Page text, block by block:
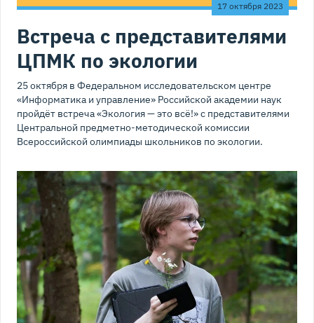
17 октября 2023
Встреча с представителями
ЦПМК по экологии
25 октября в Федеральном исследовательском центре
«Информатика и управление» Российской академии наук
пройдёт встреча «Экология — это всё!» с представителями
Центральной предметно-методической комиссии
Всероссийской олимпиады школьников по экологии.